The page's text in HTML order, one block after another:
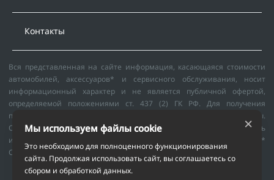
Контакты
Вся представленная на сайте информация, касающаяся стоимости
автомобилей, аксессуаров* и сервисного обслуживания, носит
информационный характер и не является публичной офертой,
определяемой положениями ст. 437 (2) ГК РФ. Для получения
подробной информации обращайтесь в наши автосалоны.
Опубликованная на данном сайте информация может быть
изменена в любое время без предварительного уведомления. *
Стоимость аксессуаров указана без учета стоимости установки.
© 2026
Политика обработки персональных
Мы используем файлы cookie
Это необходимо для полноценного функционирования
сайта. Продолжая использовать сайт, вы соглашаетесь со
сбором и обработкой данных.
×